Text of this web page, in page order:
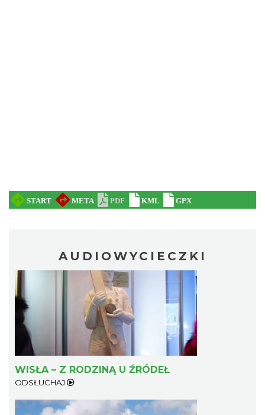
AUDIOWYCIECZKI
WISŁA – Z RODZINĄ U ŹRÓDEŁ
ODSŁUCHAJ